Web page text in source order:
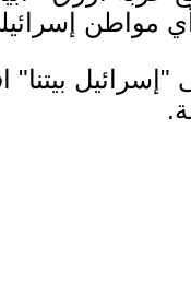
مواطن
بيتنا"